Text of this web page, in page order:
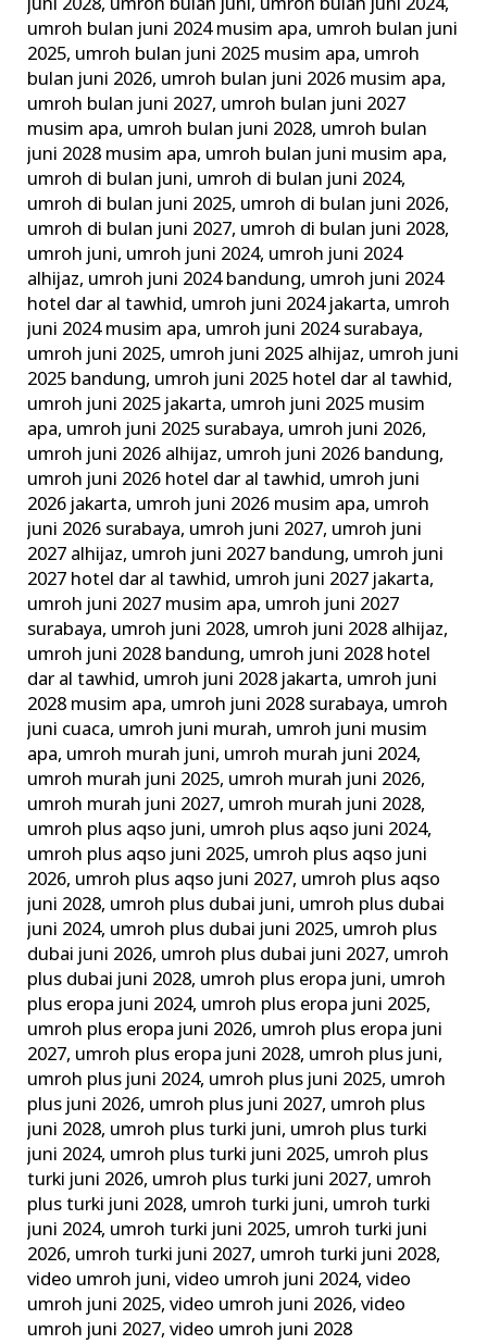
juni 2028, umroh bulan juni, umroh bulan juni 2024,
umroh bulan juni 2024 musim apa, umroh bulan juni
2025, umroh bulan juni 2025 musim apa, umroh
bulan juni 2026, umroh bulan juni 2026 musim apa,
umroh bulan juni 2027, umroh bulan juni 2027
musim apa, umroh bulan juni 2028, umroh bulan
juni 2028 musim apa, umroh bulan juni musim apa,
umroh di bulan juni, umroh di bulan juni 2024,
umroh di bulan juni 2025, umroh di bulan juni 2026,
umroh di bulan juni 2027, umroh di bulan juni 2028,
umroh juni, umroh juni 2024, umroh juni 2024
alhijaz, umroh juni 2024 bandung, umroh juni 2024
hotel dar al tawhid, umroh juni 2024 jakarta, umroh
juni 2024 musim apa, umroh juni 2024 surabaya,
umroh juni 2025, umroh juni 2025 alhijaz, umroh juni
2025 bandung, umroh juni 2025 hotel dar al tawhid,
umroh juni 2025 jakarta, umroh juni 2025 musim
apa, umroh juni 2025 surabaya, umroh juni 2026,
umroh juni 2026 alhijaz, umroh juni 2026 bandung,
umroh juni 2026 hotel dar al tawhid, umroh juni
2026 jakarta, umroh juni 2026 musim apa, umroh
juni 2026 surabaya, umroh juni 2027, umroh juni
2027 alhijaz, umroh juni 2027 bandung, umroh juni
2027 hotel dar al tawhid, umroh juni 2027 jakarta,
umroh juni 2027 musim apa, umroh juni 2027
surabaya, umroh juni 2028, umroh juni 2028 alhijaz,
umroh juni 2028 bandung, umroh juni 2028 hotel
dar al tawhid, umroh juni 2028 jakarta, umroh juni
2028 musim apa, umroh juni 2028 surabaya, umroh
juni cuaca, umroh juni murah, umroh juni musim
apa, umroh murah juni, umroh murah juni 2024,
umroh murah juni 2025, umroh murah juni 2026,
umroh murah juni 2027, umroh murah juni 2028,
umroh plus aqso juni, umroh plus aqso juni 2024,
umroh plus aqso juni 2025, umroh plus aqso juni
2026, umroh plus aqso juni 2027, umroh plus aqso
juni 2028, umroh plus dubai juni, umroh plus dubai
juni 2024, umroh plus dubai juni 2025, umroh plus
dubai juni 2026, umroh plus dubai juni 2027, umroh
plus dubai juni 2028, umroh plus eropa juni, umroh
plus eropa juni 2024, umroh plus eropa juni 2025,
umroh plus eropa juni 2026, umroh plus eropa juni
2027, umroh plus eropa juni 2028, umroh plus juni,
umroh plus juni 2024, umroh plus juni 2025, umroh
plus juni 2026, umroh plus juni 2027, umroh plus
juni 2028, umroh plus turki juni, umroh plus turki
juni 2024, umroh plus turki juni 2025, umroh plus
turki juni 2026, umroh plus turki juni 2027, umroh
plus turki juni 2028, umroh turki juni, umroh turki
juni 2024, umroh turki juni 2025, umroh turki juni
2026, umroh turki juni 2027, umroh turki juni 2028,
video umroh juni,video umroh juni 2024,video
umroh juni 2025,video umroh juni 2026,video
umroh juni 2027,video umroh juni 2028